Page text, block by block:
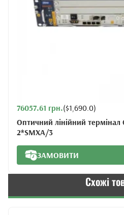
76057.61 грн.($1,690.0)
Оптичний лінійний термінал
2*SMXA/3
ЗАМОВИТИ
Схожі